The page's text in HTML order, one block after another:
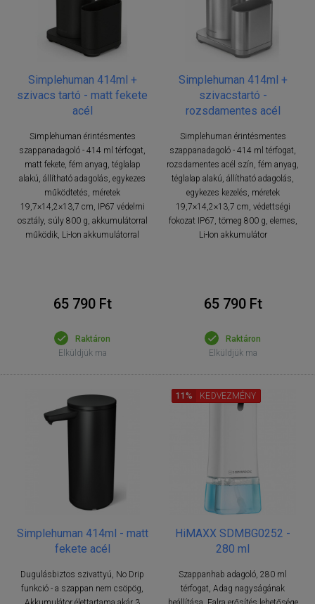
Simplehuman 414ml +
szivacs tartó - matt fekete
acél
Simplehuman érintésmentes
szappanadagoló - 414 ml térfogat,
matt fekete, fém anyag, téglalap
alakú, állítható adagolás, egykezes
működtetés, méretek
19,7×14,2×13,7 cm, IP67 védelmi
osztály, súly 800 g, akkumulátorral
működik, Li-Ion akkumulátorral
65 790 Ft
Raktáron
Elküldjük ma
Simplehuman 414ml +
szivacstartó -
rozsdamentes acél
Simplehuman érintésmentes
szappanadagoló - 414 ml térfogat,
rozsdamentes acél szín, fém anyag,
téglalap alakú, állítható adagolás,
egykezes kezelés, méretek
19,7×14,2×13,7 cm, védettségi
fokozat IP67, tömeg 800 g, elemes,
Li-Ion akkumulátor
65 790 Ft
Raktáron
Elküldjük ma
Simplehuman 414ml - matt
fekete acél
Dugulásbiztos szivattyú, No Drip
funkció - a szappan nem csöpög,
HiMAXX SDMBG0252 -
280 ml
Szappanhab adagoló, 280 ml
térfogat, Adag nagyságának
11% KEDVEZMÉNY